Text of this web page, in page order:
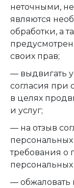
неточными,
являются
обработки, а
своих прав;
— выдвигать
согласия при
в целях
и услуг;
— на отзыв
требования о
— обжаловать